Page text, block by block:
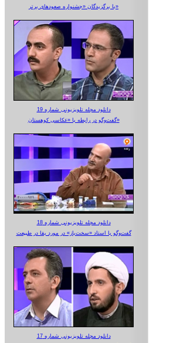
با برگزیدگان «جشنواره صعودهای برتر»
دانلود مجله تلویزیونی شماره 19
گفت‌وگو در رابطه با «عکاسی کوهستان»
دانلود مجله تلویزیونی شماره 18
گفت‌وگو با استاد «سخت‌باز» در مورد بقا در طبیعت
دانلود مجله تلویزیونی شماره 17